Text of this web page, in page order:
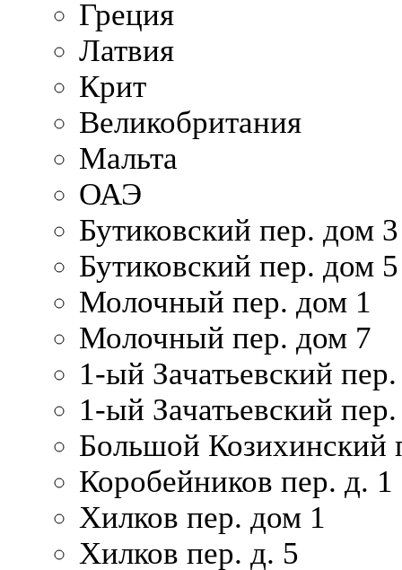
Греция
Латвия
Крит
Великобритания
Мальта
ОАЭ
Бутиковский пер. дом 3
Бутиковский пер. дом 5
Молочный пер. дом 1
Молочный пер. дом 7
1-ый Зачатьевский
1-ый Зачатьевский
Большой Козихинский
Коробейников пер. д. 1
Хилков пер. дом 1
Хилков пер. д. 5